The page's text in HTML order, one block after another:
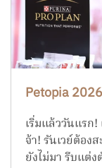
Petopia 2026
เริ่มแล้ววันแรก
จ้า! รันเวย์ต้อง
ยังไม่มา รีบแต่